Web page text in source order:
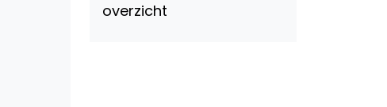
overzicht